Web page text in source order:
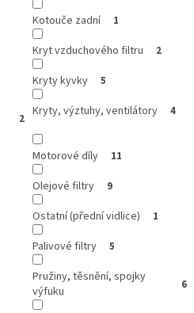
Kotouče zadní 1
Kryt vzduchového filtru 2
Kryty kyvky 5
2 Kryty, výztuhy, ventilátory 4
Motorové díly 11
Olejové filtry 9
Ostatní (přední vidlice) 1
Palivové filtry 5
Pružiny, těsnění, spojky
výfuku
6